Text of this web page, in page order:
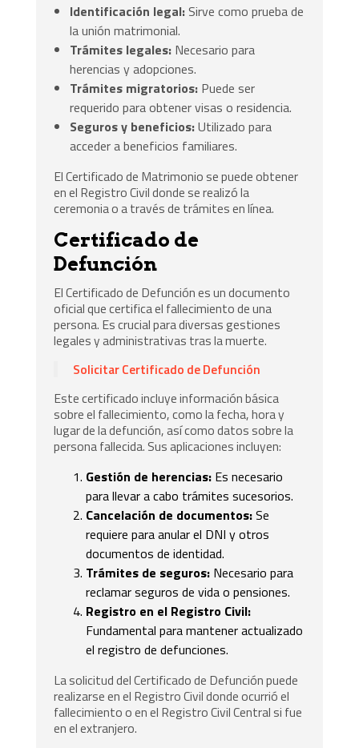
Identificación legal: Sirve como prueba de
la unión matrimonial.
Trámites legales: Necesario para
herencias y adopciones.
Trámites migratorios: Puede ser
requerido para obtener visas o residencia.
Seguros y beneficios:Utilizado para
acceder a beneficios familiares.
El Certificado de Matrimonio se puede obtener
en el Registro Civil donde se realizó la
ceremonia o a través de trámites en línea.
Certificado de
Defunción
El Certificado de Defunción es un documento
oficial que certifica el fallecimiento de una
persona. Es crucial para diversas gestiones
legales y administrativas tras la muerte.
Solicitar Certificado de Defunción
Este certificado incluye información básica
sobre el fallecimiento, como la fecha, hora y
lugar de la defunción, así como datos sobre la
persona fallecida. Sus aplicaciones incluyen:
Gestión de herencias: Es necesario
para llevar a cabo trámites sucesorios.
Cancelación de documentos:Se
requiere para anular el DNI y otros
documentos de identidad.
Trámites de seguros: Necesario para
reclamar seguros de vida o pensiones.
Registro en el Registro Civil:
Fundamental para mantener actualizado
el registro de defunciones.
La solicitud del Certificado de Defunción puede
realizarse en el Registro Civil donde ocurrió el
fallecimiento o en el Registro Civil Central si fue
en el extranjero.